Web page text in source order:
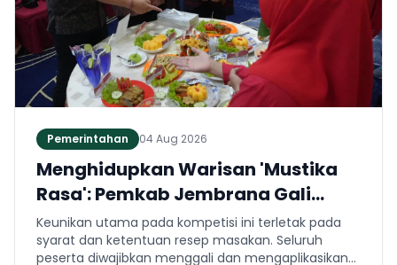
Pemerintahan 04 Aug 2026
Menghidupkan Warisan 'Mustika
Rasa': Pemkab Jembrana Gali
Keteladanan Bung Karno Lewat
Lomba Cipta Menu Kuliner
Keunikan utama pada kompetisi ini terletak pada
syarat dan ketentuan resep masakan. Seluruh
peserta diwajibkan menggali dan mengaplikasikan